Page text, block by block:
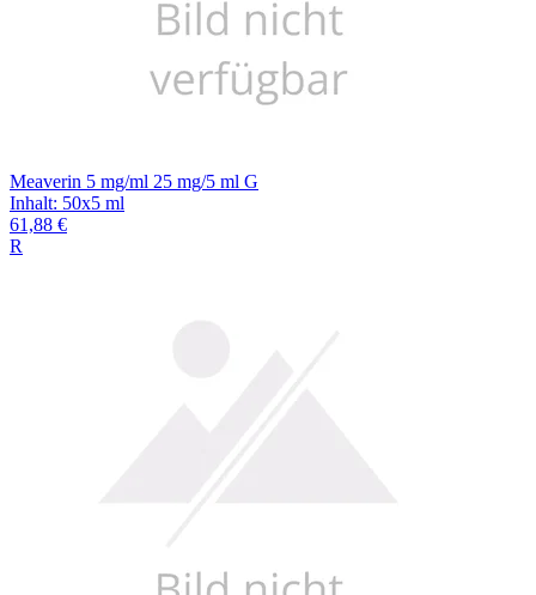
Meaverin 5 mg/ml 25 mg/5 ml G
Inhalt: 50x5 ml
61,88 €
R